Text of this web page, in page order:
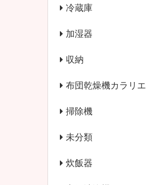
冷蔵庫
加湿器
収納
布団乾燥機カラリエ
掃除機
未分類
炊飯器